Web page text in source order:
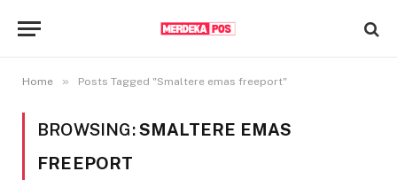
Home » Posts Tagged "Smaltere emas freeport"
BROWSING:SMALTERE EMAS
FREEPORT